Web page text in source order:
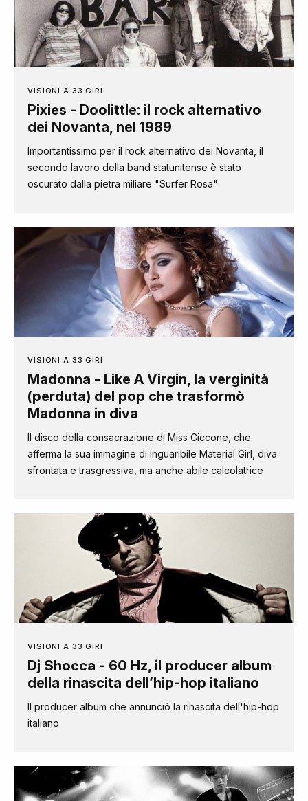
VISIONI A 33 GIRI
Pixies - Doolittle: il rock alternativo
dei Novanta, nel 1989
Importantissimo per il rock alternativo dei Novanta, il
secondo lavoro della band statunitense è stato
oscurato dalla pietra miliare "Surfer Rosa"
VISIONI A 33 GIRI
Madonna - Like A Virgin, la verginità
(perduta) del pop che trasformò
Madonna in diva
Il disco della consacrazione di Miss Ciccone, che
afferma la sua immagine di inguaribile Material Girl, diva
sfrontata e trasgressiva, ma anche abile calcolatrice
VISIONI A 33 GIRI
Dj Shocca - 60 Hz, il producer album
della rinascita dell’hip-hop italiano
Il producer album che annunciò la rinascita dell'hip-hop
italiano